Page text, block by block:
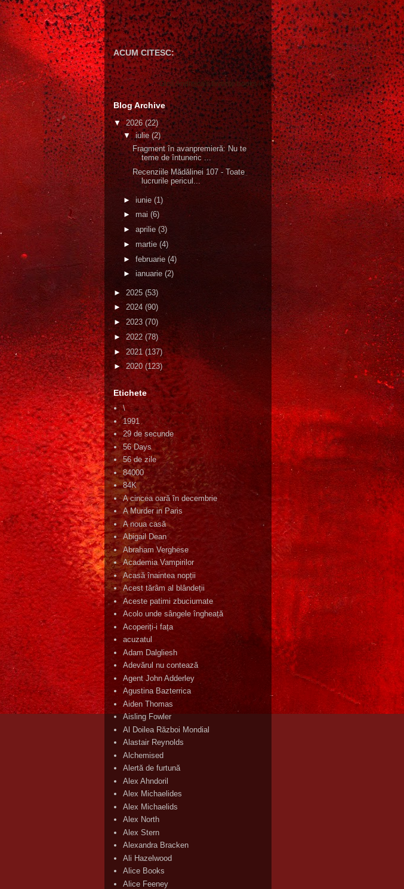
ACUM CITESC:
Gică Andreica's favorite books »
Blog Archive
▼2026(22)
▼iulie(2)
Fragment în avanpremieră: Nu te
teme de întuneric ...
Recenziile Mădălinei 107 - Toate
lucrurile pericul...
► iunie (1)
► mai (6)
► aprilie (3)
► martie (4)
► februarie (4)
► ianuarie (2)
► 2025 (53)
► 2024 (90)
► 2023 (70)
► 2022 (78)
► 2021(137)
► 2020(123)
Etichete
\
1991
29 de secunde
56 Days
56 de zile
84000
84K
A cincea oară în decembrie
A Murder in Paris
A noua casă
Abigail Dean
Abraham Verghese
Academia Vampirilor
Acasă înaintea nopții
Acest tărâm al blândeții
Aceste patimi zbuciumate
Acolo unde sângele îngheață
Acoperiți-i fața
acuzatul
Adam Dalgliesh
Adevărul nu contează
Agent John Adderley
Agustina Bazterrica
Aiden Thomas
Aisling Fowler
Al Doilea Război Mondial
Alastair Reynolds
Alchemised
Alertă de furtună
Alex Ahndoril
Alex Michaelides
Alex Michaelids
Alex North
Alex Stern
Alexandra Bracken
Ali Hazelwood
Alice Books
Alice Feeney